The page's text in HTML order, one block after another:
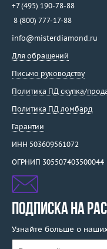
+7 (495) 190-78-88
8 (800) 777-17-88
info@misterdiamond.ru
Для обращений
Письмо руководству
Политика ПД скупка/
Политика ПД ломбард
Гарантии
ИНН 503609561072
ОГРНИП 305507403500044
ПОДПИСКА НА
Узнайте больше о